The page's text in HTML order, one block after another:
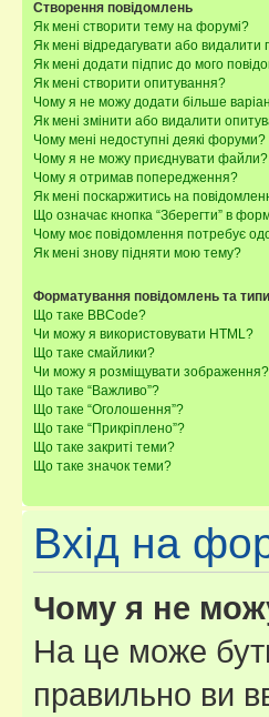
Створення повідомлень
Як мені створити тему на форумі?
Як мені відредагувати або видалити
Як мені додати підпис до мого
Як мені створити опитування?
Чому я не можу додати більше
Як мені змінити або видалити
Чому мені недоступні деякі форуми?
Чому я не можу приєднувати файли?
Чому я отримав попередження?
Як мені поскаржитись на
Що означає кнопка “Зберегти” в
Чому моє повідомлення потребує
Як мені знову підняти мою тему?
Форматування повідомлень та
Що таке BBCode?
Чи можу я використовувати HTML?
Що таке смайлики?
Чи можу я розміщувати зображення?
Що таке “Важливо”?
Що таке “Оголошення”?
Що таке “Прикріплено”?
Що таке закриті теми?
Що таке значок теми?
Вхід на
Чому я не
На це може
правильно ви